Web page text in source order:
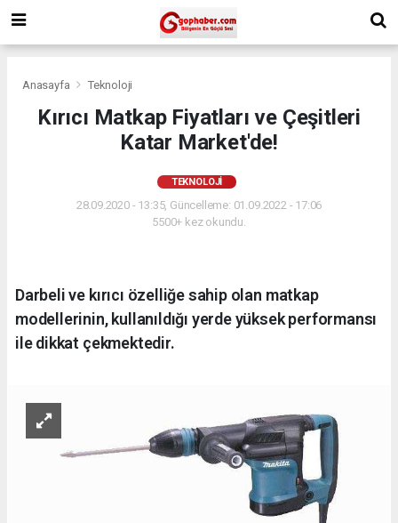
Anasayfa Teknoloji
Kırıcı Matkap Fiyatları ve Çeşitleri
Katar Market'de!
TEKNOLOJI
28.09.2020 - 13:35, Güncelleme: 01.09.2022 - 17:06
5500+ kez okundu.
Darbeli ve kırıcı özelliğe sahip olan matkap
modellerinin, kullanıldığı yerde yüksek performansı
ile dikkat çekmektedir.